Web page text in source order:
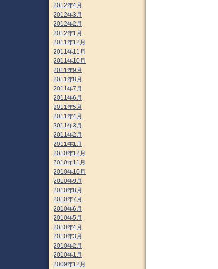
2012年4月
2012年3月
2012年2月
2012年1月
2011年12月
2011年11月
2011年10月
2011年9月
2011年8月
2011年7月
2011年6月
2011年5月
2011年4月
2011年3月
2011年2月
2011年1月
2010年12月
2010年11月
2010年10月
2010年9月
2010年8月
2010年7月
2010年6月
2010年5月
2010年4月
2010年3月
2010年2月
2010年1月
2009年12月